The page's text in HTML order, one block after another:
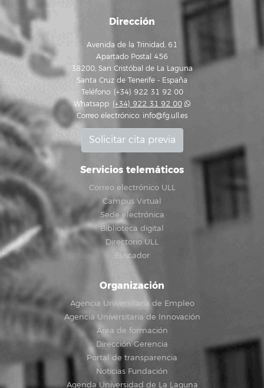
Dirección
Avenida de la Trinidad, 61
Apartado Postal 456
38200, San Cristóbal de La Laguna
Santa Cruz de Tenerife - España
Teléfono: (+34) 922 31 92 00
Whatsapp: (+34) 922 31 92 00
Correo electrónico: info@fg.ull.es
Solicitar cita previa
Servicios telemáticos
Correo electrónico ULL
Campus Virtual
Sede electrónica
Biblioteca digital
Directorio ULL
Buscador
Organización
Agencia Universitaria de Empleo
Agencia Universitaria de Innovación
Área de formación
Dirección Gerencia
Portal de transparencia
Noticias Fundación
Agenda Universidad de La Laguna